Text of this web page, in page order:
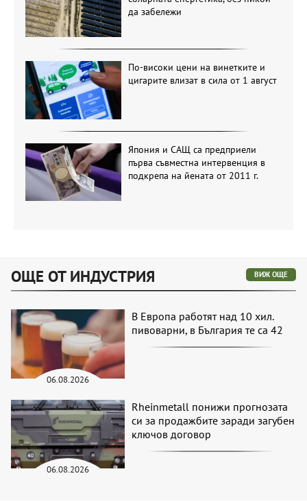
да забележи
По-високи цени на винетките и
цигарите влизат в сила от 1 август
Япония и САЩ са предприели
първа съвместна интервенция в
подкрепа на йената от 2011 г.
ОЩЕ ОТ ИНДУСТРИЯ ВИЖ ОЩЕ
06.08.2026
В Европа работят над 10 хил.
пивоварни, в България те са 42
06.08.2026
Rheinmetall понижи прогнозата
си за продажбите заради загубен
ключов договор